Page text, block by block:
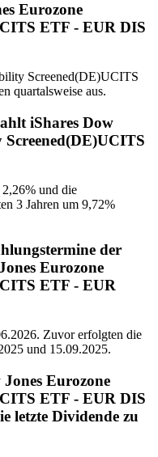
Eurozone
ETF - EUR DIS
Screened(DE)UCITS
quartalsweise aus.
iShares Dow
und die
3 Jahren um 9,72%
der
Eurozone
ETF - EUR
Zuvor erfolgten die
und 15.09.2025.
Eurozone
ETF - EUR DIS
letzte Dividende zu